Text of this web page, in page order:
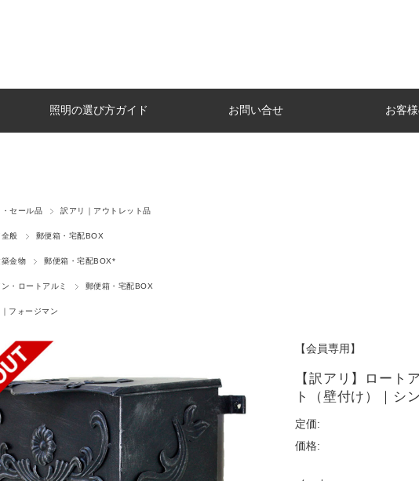
照明の選び方ガイド お問い合せ お客
セール品
訳アリ｜アウトレット品
般 郵便箱・宅配BOX
金物 郵便箱・宅配BOX*
・ロートアルミ 郵便箱・宅配BOX
フォージマン
【会員専用】
【訳アリ】ロート
ト（壁付け）｜シ
定価:
価格: